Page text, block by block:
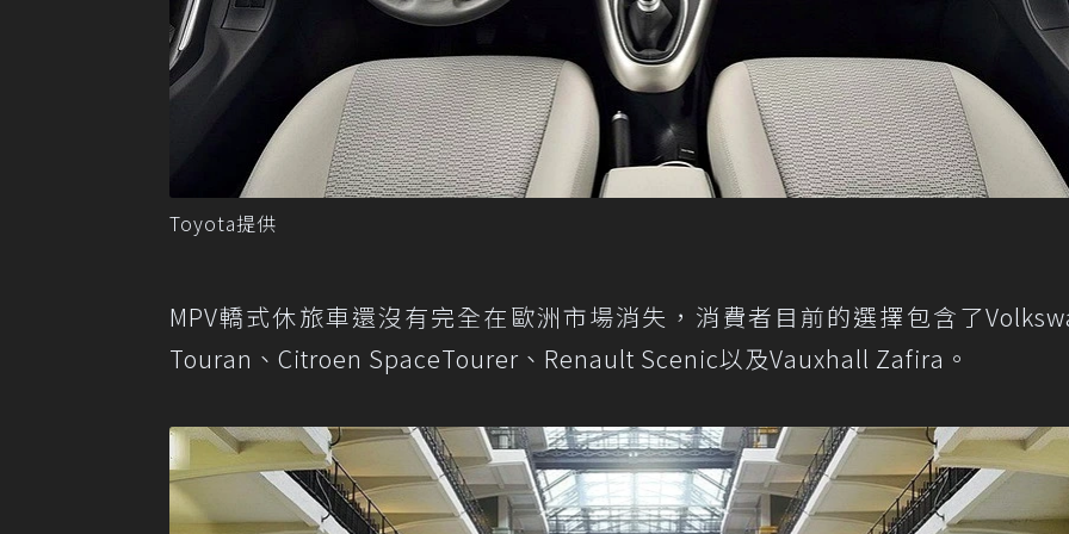
Toyota提供
MPV轎式休旅車還沒有完全在歐洲市場消失，消費者目前的選擇包含了
Touran、Citroen SpaceTourer、Renault Scenic以及Vauxhall Zafira。